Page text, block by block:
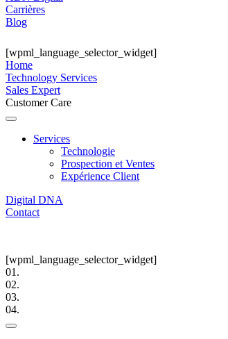
Carrières
Blog
[wpml_language_selector_widget]
Home
Technology Services
Sales Expert
Customer Care
Services
Technologie
Prospection et Ventes
Expérience Client
Digital DNA
Contact
[wpml_language_selector_widget]
01.
02.
03.
04.